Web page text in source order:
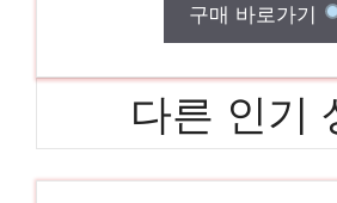
구매 바로가기
다른 인기
필립스 3000 시리즈 무
HD9318/00
소장가치 100%의 특별한